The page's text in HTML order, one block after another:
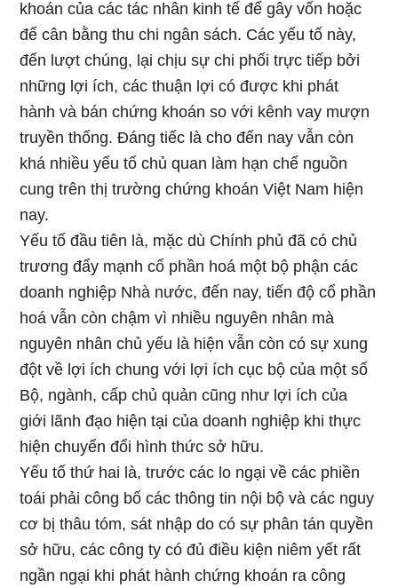
khoán của các tác nhân kinh tế để gây vốn hoặc
để cân bằng thu chi ngân sách. Các yếu tố này,
đến lượt chúng, lại chịu sự chi phối trực tiếp bởi
những lợi ích, các thuận lợi có được khi phát
hành và bán chứng khoán so với kênh vay mượn
truyền thống. Đáng tiếc là cho đến nay vẫn còn
khá nhiều yếu tố chủ quan làm hạn chế nguồn
cung trên thị trường chứng khoán Việt Nam hiện
nay.
Yếu tố đầu tiên là, mặc dù Chính phủ đã có chủ
trương đẩy mạnh cổ phần hoá một bộ phận các
doanh nghiệp Nhà nước, đến nay, tiến độ cổ phần
hoá vẫn còn chậm vì nhiều nguyên nhân mà
nguyên nhân chủ yếu là hiện vẫn còn có sự xung
đột về lợi ích chung với lợi ích cục bộ của một số
Bộ, ngành, cấp chủ quản cũng như lợi ích của
giới lãnh đạo hiện tại của doanh nghiệp khi thực
hiện chuyển đổi hình thức sở hữu.
Yếu tố thứ hai là, trước các lo ngại về các phiền
toái phải công bố các thông tin nội bộ và các nguy
cơ bị thâu tóm, sát nhập do có sự phân tán quyền
sở hữu, các công ty có đủ điều kiện niêm yết rất
ngần ngại khi phát hành chứng khoán ra công